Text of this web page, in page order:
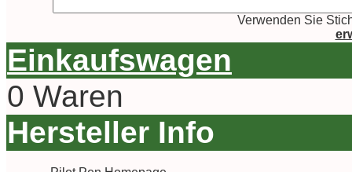
Verwenden Sie
Einkaufswagen
0 Waren
Hersteller Info